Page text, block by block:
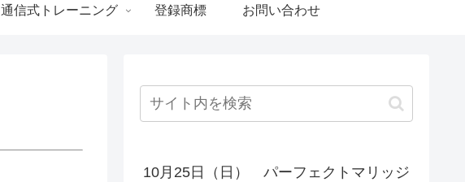
通信式トレーニング 登録商標 お問い合わせ
10月25日（日） パーフェクトマリッジ